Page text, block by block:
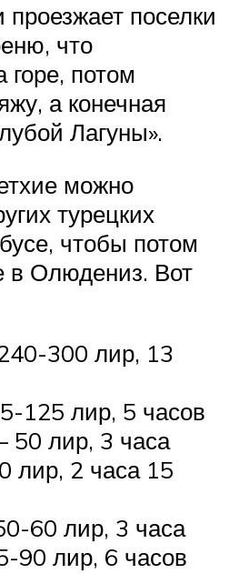
поселки
что
потом
а конечная
Лагуны».
можно
турецких
чтобы потом
в Олюдениз. Вот
300 лир, 13
125 лир, 5 часов
лир, 3 часа
2 часа 15
60 лир, 3 часа
90 лир, 6 часов